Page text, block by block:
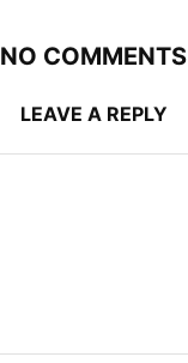
NO COMMENTS
LEAVE A REPLY